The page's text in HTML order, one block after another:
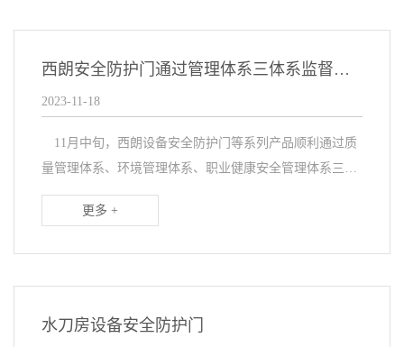
西朗安全防护门通过管理体系三体系监督审核
2023-11-18
11月中旬，西朗设备安全防护门等系列产品顺利通过质
量管理体系、环境管理体系、职业健康安全管理体系三体
系监督审核，这也意味着我们的全系列产品得到了市场的
认可，那么做这些认证有什么用呢，我来为大家简单做...
更多 +
水刀房设备安全防护门